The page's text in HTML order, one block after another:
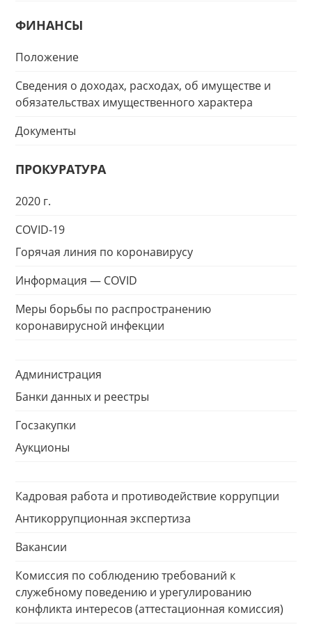
ФИНАНСЫ
Положение
Сведения о доходах, расходах, об имуществе и
обязательствах имущественного характера
Документы
ПРОКУРАТУРА
2020 г.
COVID-19
Горячая линия по коронавирусу
Информация — COVID
Меры борьбы по распространению
коронавирусной инфекции
Администрация
Банки данных и реестры
Госзакупки
Аукционы
Кадровая работа и противодействие коррупции
Антикоррупционная экспертиза
Вакансии
Комиссия по соблюдению требований к
служебному поведению и урегулированию
конфликта интересов (аттестационная комиссия)